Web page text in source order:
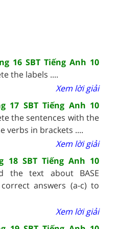
16 SBT Tiếng Anh 10
the labels ....
Xem lời giải
17 SBT Tiếng Anh 10
the sentences with the
verbs in brackets ....
Xem lời giải
18 SBT Tiếng Anh 10
the text about BASE
answers (a-c) to
Xem lời giải